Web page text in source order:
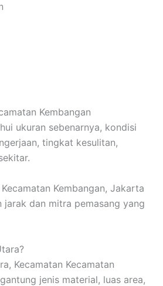
Kembangan
ukuran sebenarnya, kondisi
tingkat kesulitan,
Kembangan, Jakarta
jarak dan mitra pemasang yang
Kecamatan Kecamatan
jenis material, luas area,